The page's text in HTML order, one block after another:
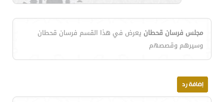
مجلس فرسان قحطان يعرض في هذا القسم فرسان قحطان
وسيرهم وقصصهم